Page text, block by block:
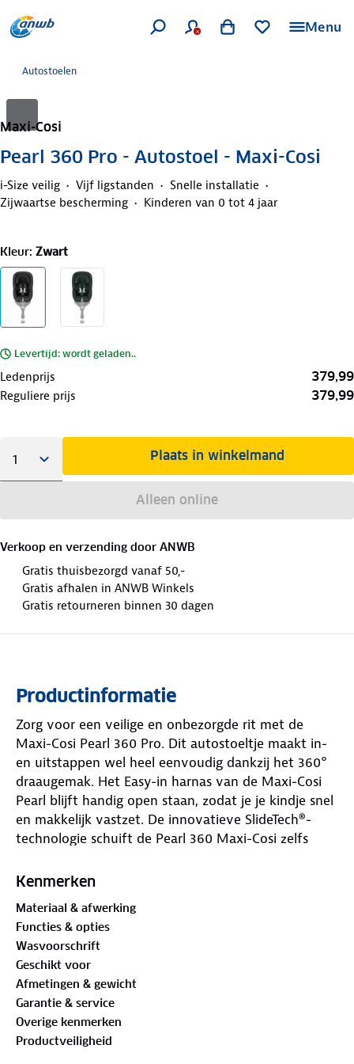
Menu
Autostoelen
Maxi-Cosi
Pearl 360 Pro - Autostoel - Maxi-Cosi
i-Size veilig Vijf ligstanden
Snelle installatie
Zijwaartse bescherming
Kinderen van 0 tot 4 jaar
Kleur: Zwart
Levertijd: wordt geladen..
Ledenprijs 379,99
Reguliere prijs 379,99
Plaats in winkelmand
Alleen online
Verkoop en verzending door ANWB
Gratis thuisbezorgd vanaf 50,-
Gratis afhalen in ANWB Winkels
Gratis retourneren binnen 30 dagen
Productinformatie
Zorg voor een veilige en onbezorgde rit met de
Maxi-Cosi Pearl 360 Pro. Dit autostoeltje maakt in-
en uitstappen wel heel eenvoudig dankzij het 360°
draaugemak. Het Easy-in harnas van de Maxi-Cosi
Pearl blijft handig open staan, zodat je je kindje snel
en makkelijk vastzet. De innovatieve SlideTech®-
technologie schuift de Pearl 360 Maxi-Cosi zelfs
extra gemak zorgt. Voor deze functies en de stabiele
nodig.
De Maxi-Cosi Pearl 360 Pro voldoet aan de
strengste i-Size-normen (R129) en biedt maximale
bescherming bij zijdelingse botsingen dankzij de G-
CELL technologie. Deze techniek vermindert de
impact op het hoofd, de nek en schouders van je
kind, zodat je altijd met een gerust hart op pad
Kenmerken
Materiaal & afwerking
Functies & opties
Wasvoorschrift
Geschikt voor
Afmetingen & gewicht
Garantie & service
Overige kenmerken
Productveiligheid